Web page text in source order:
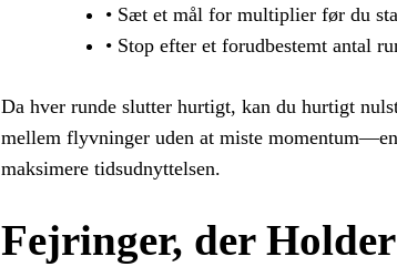
• Sæt et mål for multiplier før du
• Stop efter et forudbestemt antal
Da hver runde slutter hurtigt, kan du hurtigt
mellem flyvninger uden at miste
maksimere tidsudnyttelsen.
Fejringer, der